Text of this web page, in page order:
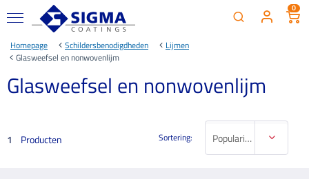
0
Homepage Schildersbenodigdheden
Lijmen
Glasweefsel en nonwovenlijm
Glasweefsel en nonwovenlijm
1 Producten Sortering: Populariteit